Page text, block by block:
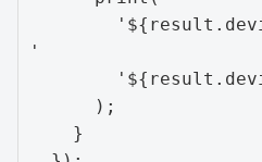
'